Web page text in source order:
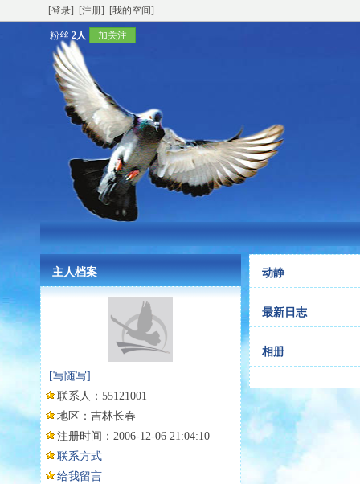
[登录] [注册] [我的空间]
粉丝 2人 加关注
主人档案
[写随写]
联系人： 55121001
地区： 吉林长春
注册时间： 2006-12-06 21:04:10
联系方式
给我留言
动静
最新日志
相册